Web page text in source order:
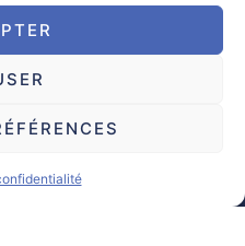
la Gineste
au vendredi
sur RDV